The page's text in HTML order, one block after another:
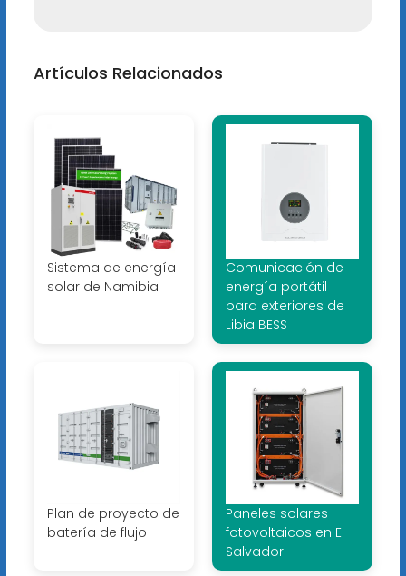
Artículos Relacionados
Sistema de energía
solar de Namibia
Comunicación de
energía portátil
para exteriores de
Libia BESS
Plan de proyecto de
batería de flujo
Paneles solares
fotovoltaicos en El
Salvador